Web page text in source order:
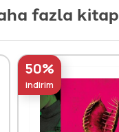
fazla kitap
50%
indirim